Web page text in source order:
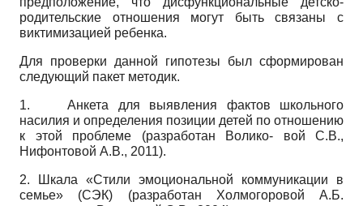
родительские отношения могут быть связаны с
виктимизацией ребенка.
Для проверки данной гипотезы был сформирован
следующий пакет методик.
1. Анкета для выявления фактов школьного
насилия и определения позиции детей по отношению
к этой проблеме (разработан Волико- вой С.В.,
Нифонтовой А.В., 2011).
2. Шкала «Стили эмоциональной коммуникации в
семье» (СЭК) (разработан Холмогоровой А.Б.